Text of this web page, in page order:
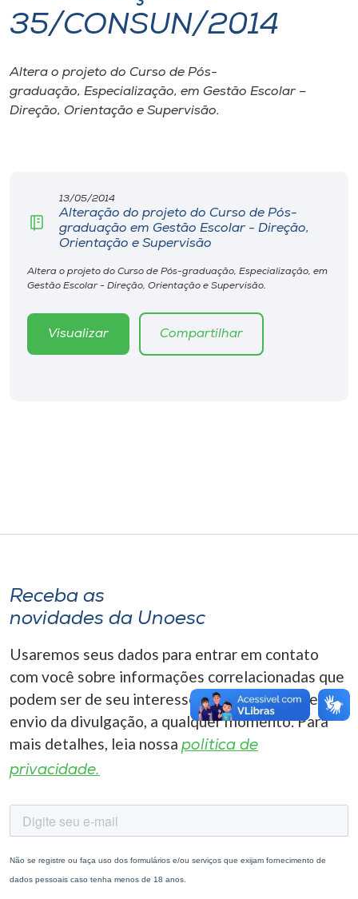
I.nova
Diplomados
Biblioteca
Editora
Rádio
A+
35/CONSUN/2014
Altera o projeto do Curso de Pós-
graduação, Especialização, em Gestão Escolar –
Direção, Orientação e Supervisão.
13/05/2014
Alteração do projeto do Curso de Pós-
graduação em Gestão Escolar - Direção,
Orientação e Supervisão
Altera o projeto do Curso de Pós-graduação, Especialização, em
Gestão Escolar - Direção, Orientação e Supervisão.
Visualizar Compartilhar
Receba as
novidades da Unoesc
Usaremos seus dados para entrar em contato
com você sobre informações correlacionadas que
podem ser de seu interesse. Você pode cancelar o
envio da divulgação, a qualquer momento. Para
mais detalhes, leia nossa política de
privacidade.